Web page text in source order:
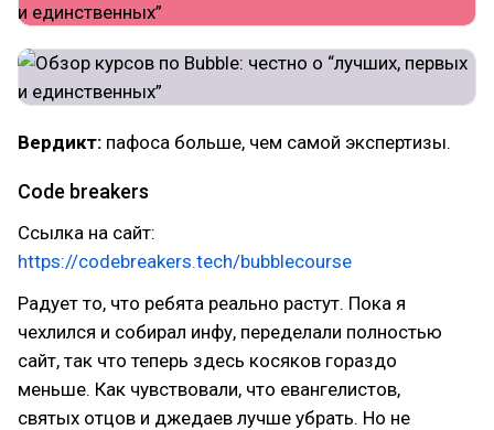
Вердикт: пафоса больше, чем самой экспертизы.
Code breakers
Ссылка на сайт:
https://codebreakers.tech/bubblecourse
Радует то, что ребята реально растут. Пока я
чехлился и собирал инфу, переделали полностью
сайт, так что теперь здесь косяков гораздо
меньше. Как чувствовали, что евангелистов,
святых отцов и джедаев лучше убрать. Но не